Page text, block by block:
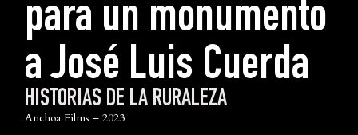
para un monumento
a José Luis Cuerda
HISTORIAS DE LA RURALEZA
Anchoa Films – 2023